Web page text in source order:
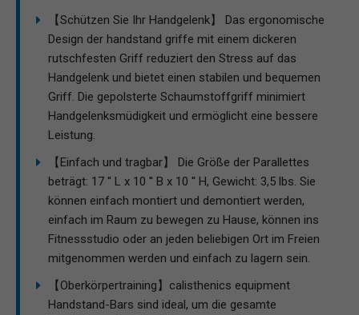
【Schützen Sie Ihr Handgelenk】 Das ergonomische
Design der handstand griffe mit einem dickeren
rutschfesten Griff reduziert den Stress auf das
Handgelenk und bietet einen stabilen und bequemen
Griff. Die gepolsterte Schaumstoffgriff minimiert
Handgelenksmüdigkeit und ermöglicht eine bessere
Leistung.
【Einfach und tragbar】 Die Größe der Parallettes
beträgt: 17 '' L x 10 '' B x 10 '' H, Gewicht: 3,5 lbs. Sie
können einfach montiert und demontiert werden,
einfach im Raum zu bewegen zu Hause, können ins
Fitnessstudio oder an jeden beliebigen Ort im Freien
mitgenommen werden und einfach zu lagern sein.
【Oberkörpertraining】calisthenics equipment
Handstand-Bars sind ideal, um die gesamte